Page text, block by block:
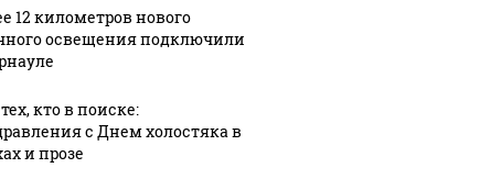
12 километров нового
освещения подключили
кто в поиске:
с Днем холостяка в
и прозе